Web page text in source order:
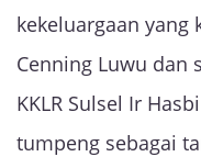
kekeluargaan yang
Cenning Luwu dan
KKLR Sulsel Ir
tumpeng sebagai